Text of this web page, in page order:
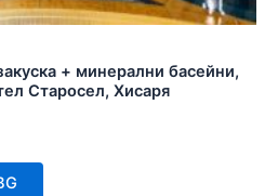
+ минерални басейни,
Старосел, Хисаря